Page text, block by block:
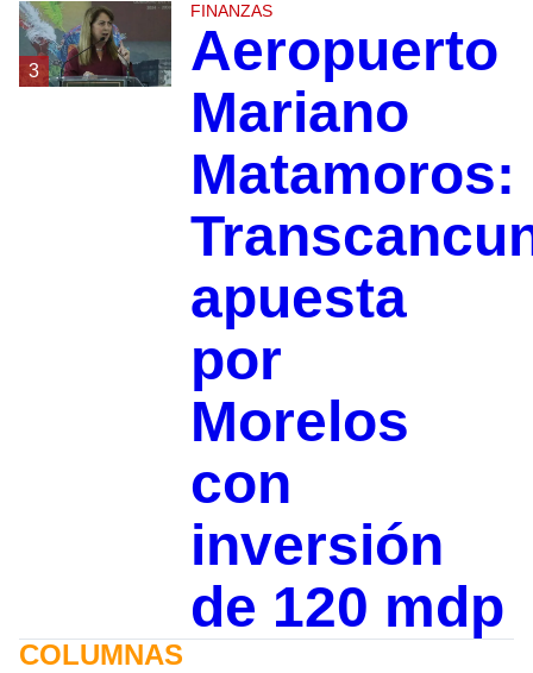
3
FINANZAS
Aeropuerto
Mariano
Matamoros:
apuesta
por
Morelos
con
inversión
de 120 mdp
COLUMNAS